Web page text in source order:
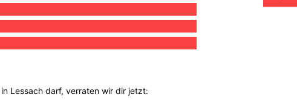
Lessach darf, verraten wir dir jetzt: